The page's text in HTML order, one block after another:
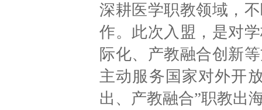
深耕医学职教领域，
作。此次入盟，是对
际化、产教融合创新
主动服务国家对外开
出、产教融合”职教出